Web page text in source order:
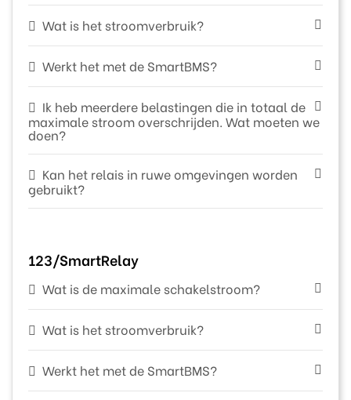
Wat is het stroomverbruik?
Werkt het met de SmartBMS?
Ik heb meerdere belastingen die in totaal de
maximale stroom overschrijden. Wat moeten we
doen?
Kan het relais in ruwe omgevingen worden
gebruikt?
123/SmartRelay
Wat is de maximale schakelstroom?
Wat is het stroomverbruik?
Werkt het met de SmartBMS?